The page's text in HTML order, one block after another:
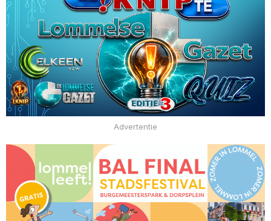
Advertentie